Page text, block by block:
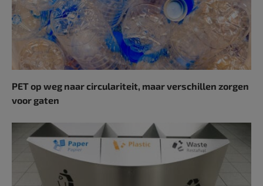
PET op weg naar circulariteit, maar verschillen zorgen
voor gaten